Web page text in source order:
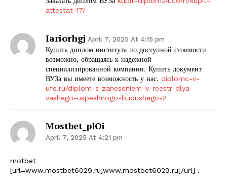
attestat-17/
Iariorhgj April 7, 2025 At 4:15 pm
Купить диплом института по доступной стоимости
возможно, обращаясь к надежной
специализированной компании. Купить документ
ВУЗа вы имеете возможность у нас. diplomc-v-
ufe.ru/diplom-s-zaneseniem-v-reestr-dlya-
vashego-uspeshnogo-budushego-2
Mostbet_plOi
April 7, 2025 At 4:21 pm
motbet
[url=www.mostbet6029.ru]www.mostbet6029.ru[/url] .